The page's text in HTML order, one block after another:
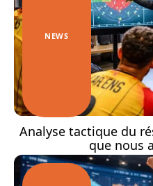
NEWS
Analyse tactique du
que nous